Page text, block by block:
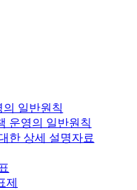
일반원칙
운영의 일반원칙
한 상세 설명자료
제